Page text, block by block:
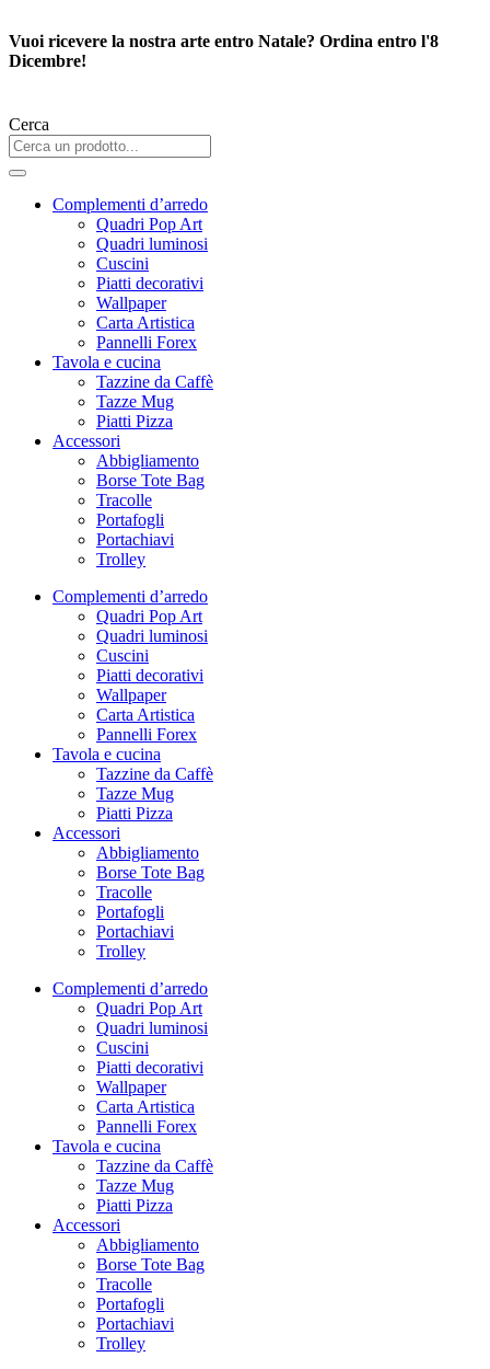
al
contenuto
Vuoi ricevere la nostra arte entro Natale? Ordina entro l'8
Dicembre!
Cerca
Complementi d’arredo
Quadri Pop Art
Quadri luminosi
Cuscini
Piatti decorativi
Wallpaper
Carta Artistica
Pannelli Forex
Tavola e cucina
Tazzine da Caffè
Tazze Mug
Piatti Pizza
Accessori
Abbigliamento
Borse Tote Bag
Tracolle
Portafogli
Portachiavi
Trolley
Complementi d’arredo
Quadri Pop Art
Quadri luminosi
Cuscini
Piatti decorativi
Wallpaper
Carta Artistica
Pannelli Forex
Tavola e cucina
Tazzine da Caffè
Tazze Mug
Piatti Pizza
Accessori
Abbigliamento
Borse Tote Bag
Tracolle
Portafogli
Portachiavi
Trolley
Complementi d’arredo
Quadri Pop Art
Quadri luminosi
Cuscini
Piatti decorativi
Wallpaper
Carta Artistica
Pannelli Forex
Tavola e cucina
Tazzine da Caffè
Tazze Mug
Piatti Pizza
Accessori
Abbigliamento
Borse Tote Bag
Tracolle
Portafogli
Portachiavi
Trolley